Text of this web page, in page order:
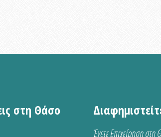
στη Θάσο
Έχετε Επιχείρηση